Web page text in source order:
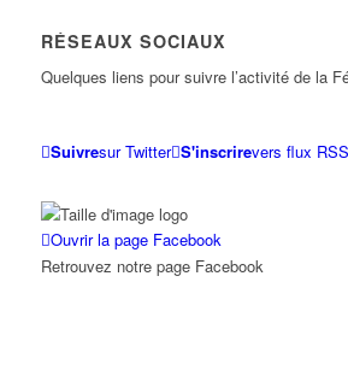
RÉSEAUX SOCIAUX
Quelques liens pour suivre l’activité de la
Suivresur Twitter S'inscrirevers flux RSS
Ouvrir la page Facebook
Retrouvez notre page Facebook